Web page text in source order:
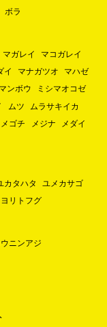
ボラ
マガレイ
マコガレイ
イ マナガツオ
マハゼ
マンボウ
ミシマオコゼ
ムツ
ムラサキイカ
メゴチ メジナ
メダイ
カタハタ
ユメカサゴ
ヨリトフグ
ウニンアジ